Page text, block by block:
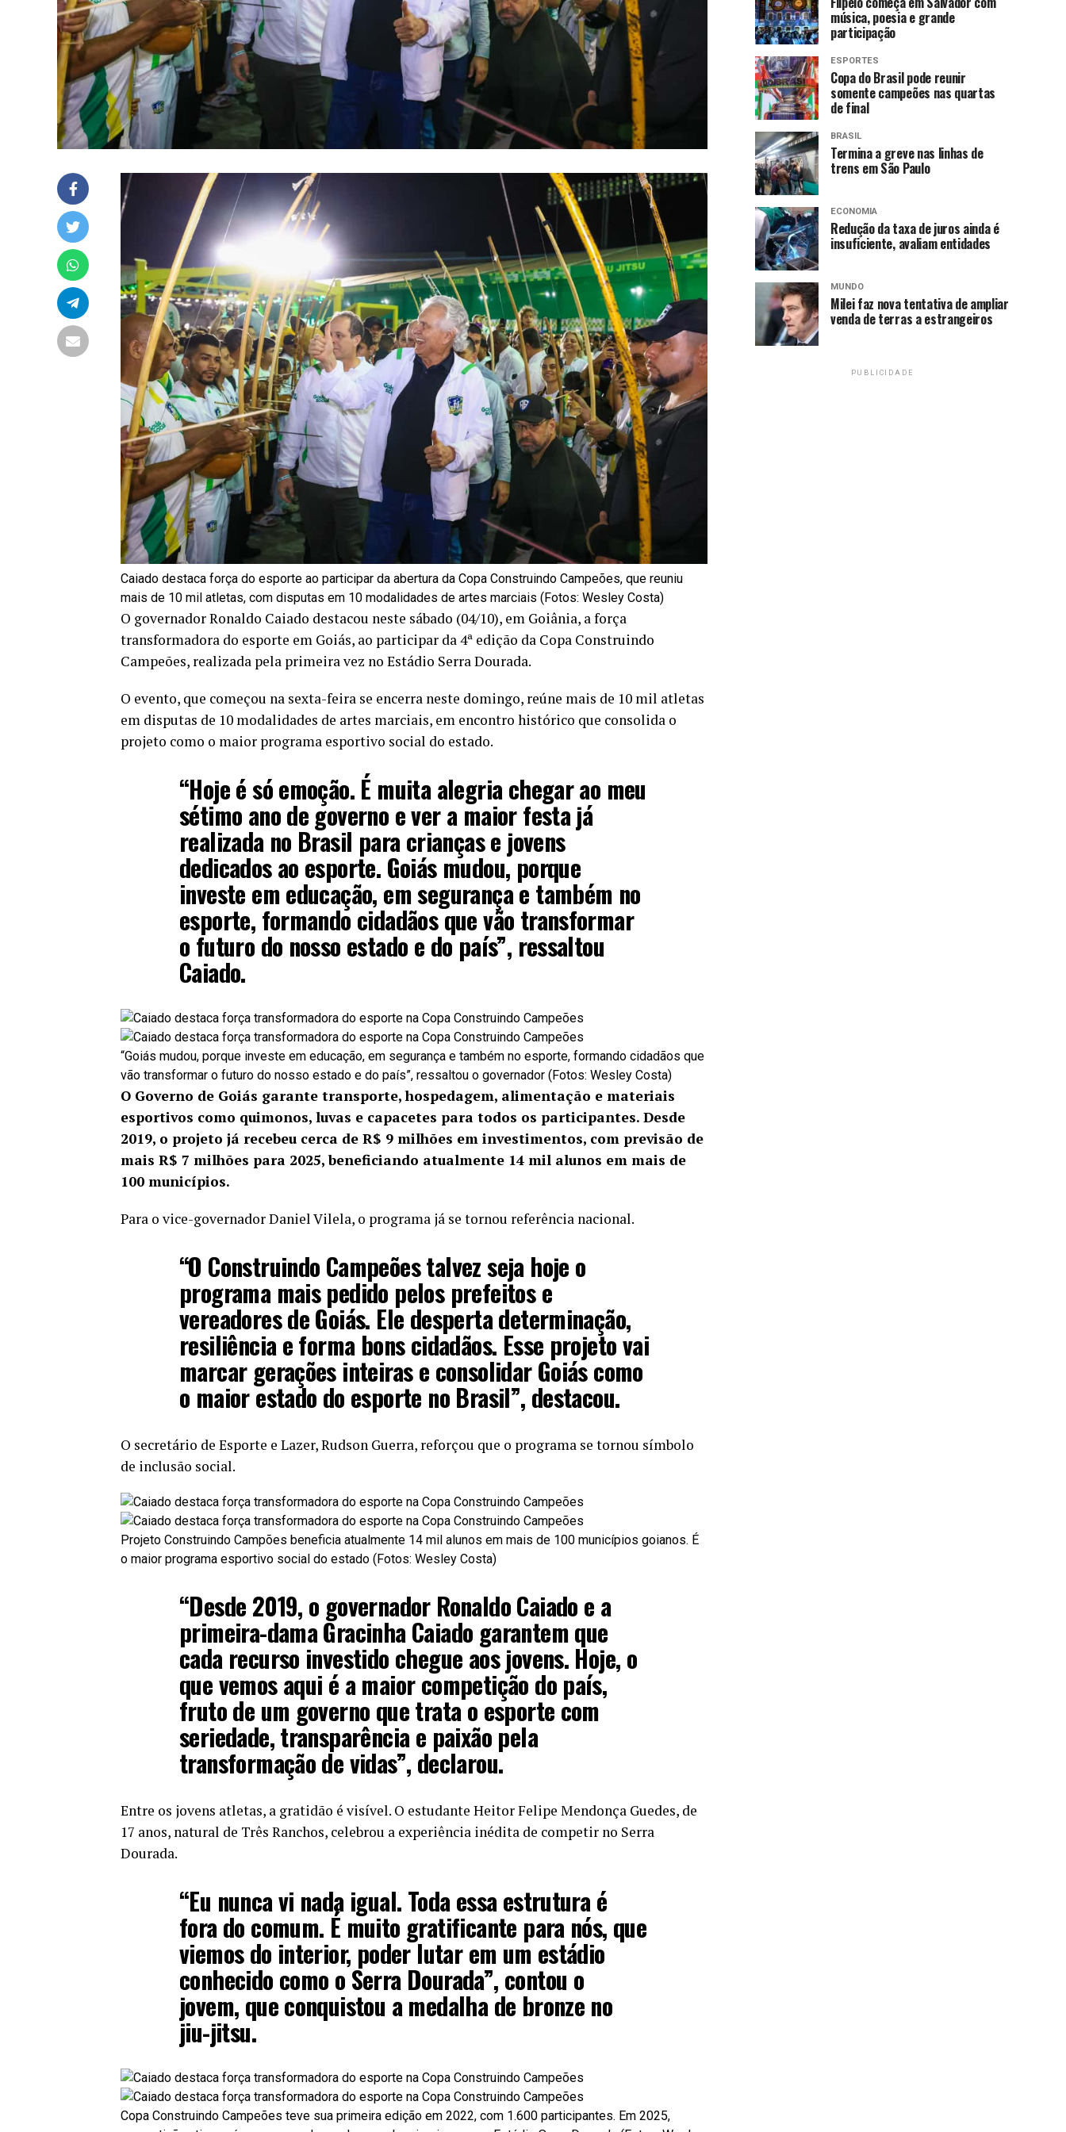
Caiado destaca força do esporte ao participar da abertura da Copa Construindo Campeões, que reuniu
mais de 10 mil atletas, com disputas em 10 modalidades de artes marciais (Fotos: Wesley Costa)
O governador Ronaldo Caiado destacou neste sábado (04/10), em Goiânia, a força
transformadora do esporte em Goiás, ao participar da 4ª edição da Copa Construindo
Campeões, realizada pela primeira vez no Estádio Serra Dourada.
O evento, que começou na sexta-feira se encerra neste domingo, reúne mais de 10 mil atletas
em disputas de 10 modalidades de artes marciais, em encontro histórico que consolida o
projeto como o maior programa esportivo social do estado.
“Hoje é só emoção. É muita alegria chegar ao meu
sétimo ano de governo e ver a maior festa já
realizada no Brasil para crianças e jovens
dedicados ao esporte. Goiás mudou, porque
investe em educação, em segurança e também no
esporte, formando cidadãos que vão transformar
o futuro do nosso estado e do país”, ressaltou
Caiado.
“Goiás mudou, porque investe em educação, em segurança e também no esporte, formando cidadãos que
vão transformar o futuro do nosso estado e do país”, ressaltou o governador (Fotos: Wesley Costa)
O Governo de Goiás garante transporte, hospedagem, alimentação e materiais
esportivos como quimonos, luvas e capacetes para todos os participantes. Desde
2019, o projeto já recebeu cerca de R$ 9 milhões em investimentos, com previsão de
mais R$ 7 milhões para 2025, beneficiando atualmente 14 mil alunos em mais de
100 municípios.
Para o vice-governador Daniel Vilela, o programa já se tornou referência nacional.
“O Construindo Campeões talvez seja hoje o
programa mais pedido pelos prefeitos e
vereadores de Goiás. Ele desperta determinação,
resiliência e forma bons cidadãos. Esse projeto vai
marcar gerações inteiras e consolidar Goiás como
o maior estado do esporte no Brasil”, destacou.
O secretário de Esporte e Lazer, Rudson Guerra, reforçou que o programa se tornou símbolo
de inclusão social.
Projeto Construindo Campões beneficia atualmente 14 mil alunos em mais de 100 municípios goianos. É
o maior programa esportivo social do estado (Fotos: Wesley Costa)
“Desde 2019, o governador Ronaldo Caiado e a
primeira-dama Gracinha Caiado garantem que
cada recurso investido chegue aos jovens. Hoje, o
que vemos aqui é a maior competição do país,
fruto de um governo que trata o esporte com
seriedade, transparência e paixão pela
transformação de vidas”, declarou.
Entre os jovens atletas, a gratidão é visível. O estudante Heitor Felipe Mendonça Guedes, de
17 anos, natural de Três Ranchos, celebrou a experiência inédita de competir no Serra
Dourada.
“Eu nunca vi nada igual. Toda essa estrutura é
fora do comum. É muito gratificante para nós, que
viemos do interior, poder lutar em um estádio
conhecido como o Serra Dourada”, contou o
jovem, que conquistou a medalha de bronze no
jiu-jitsu.
Copa Construindo Campeões teve sua primeira edição em 2022, com 1.600 participantes. Em 2025,
música, poesia e grande
participação
ESPORTES
Copa do Brasil pode reunir
somente campeões nas quartas
de final
BRASIL
Termina a greve nas linhas de
trens em São Paulo
ECONOMIA
Redução da taxa de juros ainda é
insuficiente, avaliam entidades
MUNDO
Milei faz nova tentativa de ampliar
venda de terras a estrangeiros
PUBLICIDADE